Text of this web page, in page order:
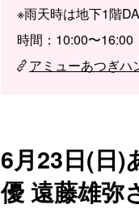
※雨天時は地下1階
時間：10:00〜16:00
アミューあつぎハ
6月23日(日)
優 遠藤雄弥